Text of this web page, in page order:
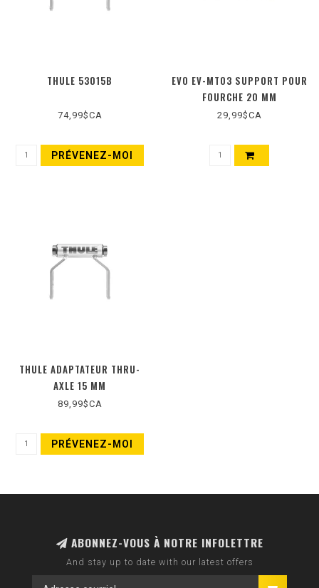
THULE 53015B
74,99$CA
PRÉVENEZ-MOI
EVO EV-MT03 SUPPORT POUR
FOURCHE 20 MM
29,99$CA
THULE ADAPTATEUR THRU-
AXLE 15 MM
89,99$CA
PRÉVENEZ-MOI
ABONNEZ-VOUS À NOTRE INFOLETTRE
And stay up to date with our latest offers